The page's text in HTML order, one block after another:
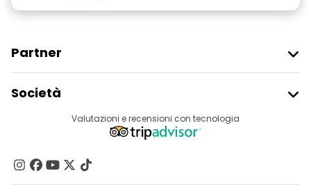
Partner
Accesso Del Fornitore
Programma Di Affiliazione
Società
Destinazioni
Contattaci
Gruppi
Valutazioni e recensioni con tecnologia